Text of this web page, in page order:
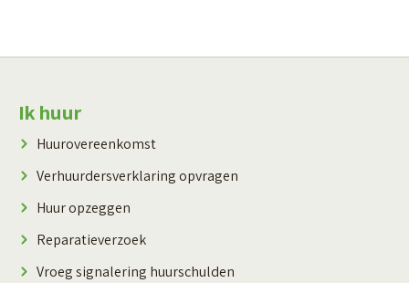
Contactinformatie
Ik huur
Huurovereenkomst
Verhuurdersverklaring opvragen
Huur opzeggen
Reparatieverzoek
Vroeg signalering huurschulden